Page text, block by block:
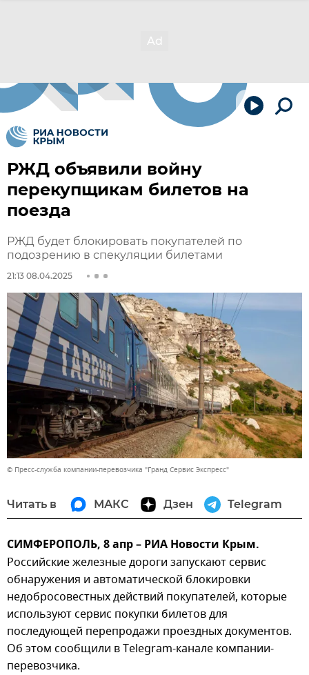
РЖД объявили войну
перекупщикам билетов на
поезда
РЖД будет блокировать покупателей по
подозрению в спекуляции билетами
21:13 08.04.2025
© Пресс-служба компании-перевозчика "Гранд Сервис Экспресс"
Читать в МАКС Дзен Telegram
СИМФЕРОПОЛЬ, 8 апр – РИА Новости Крым.
Российские железные дороги запускают сервис
обнаружения и автоматической блокировки
недобросовестных действий покупателей, которые
используют сервис покупки билетов для
последующей перепродажи проездных документов.
Об этом сообщили в Тelegram-канале компании-
перевозчика.